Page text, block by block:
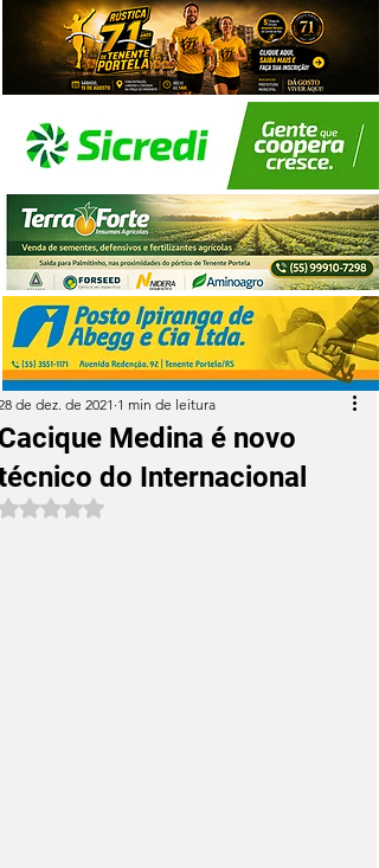
Medina é novo
do Internacional
de dez. de 2021 1 min de leitura
Avaliado com NaN de 5 estrelas.